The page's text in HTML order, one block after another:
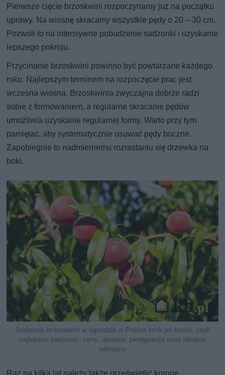
Pierwsze cięcie brzoskwini rozpoczynamy już na początku
uprawy. Na wiosnę skracamy wszystkie pędy o 20 – 30 cm.
Pozwoli to na intensywne pobudzenie sadzonki i uzyskanie
lepszego pokroju.
Przycinanie brzoskwini powinno być powtarzane każdego
roku. Najlepszym terminem na rozpoczęcie prac jest
wczesna wiosna. Brzoskwinia zwyczajna dobrze radzi
sobie z formowaniem, a regularne skracanie pędów
umożliwia uzyskanie regularnej formy. Warto przy tym
pamiętać, aby systematycznie usuwać pędy boczne.
Zapobiegnie to nadmiernemu rozrastaniu się drzewka na
boki.
Sadzenie brzoskwini w ogrodzie w Polsce krok po kroku, czyli
najlepsze sadzonki, ceny, uprawa, pielęgnacja oraz idealne
odmiany